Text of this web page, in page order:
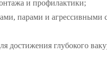
и профилактики;
парами и агрессивными
достижения глубокого